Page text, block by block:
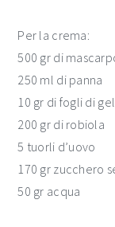
Per la crema:
500 gr di
250 ml di panna
10 gr di fogli di
200 gr di robiola
5 tuorli d’uovo
170 gr zucchero
50 gr acqua